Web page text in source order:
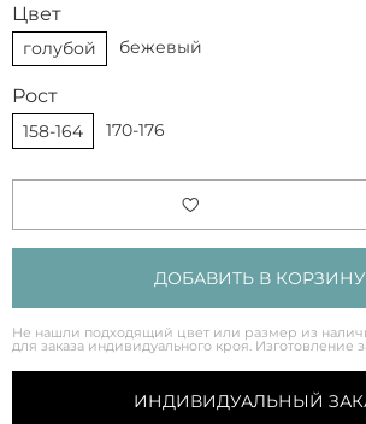
Цвет
голубой бежевый
Рост
158-164 170-176
ДОБАВИТЬ В КОРЗИНУ
ИНДИВИДУАЛЬНЫЙ
Не нашли подходящий цвет или размер из
для заказа индивидуального кроя. Изготовление